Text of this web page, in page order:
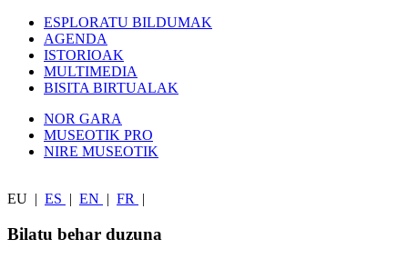
ESPLORATU BILDUMAK
AGENDA
ISTORIOAK
MULTIMEDIA
BISITA BIRTUALAK
NOR GARA
MUSEOTIK PRO
NIRE MUSEOTIK
EU | ES | EN | FR |
Bilatu behar duzuna